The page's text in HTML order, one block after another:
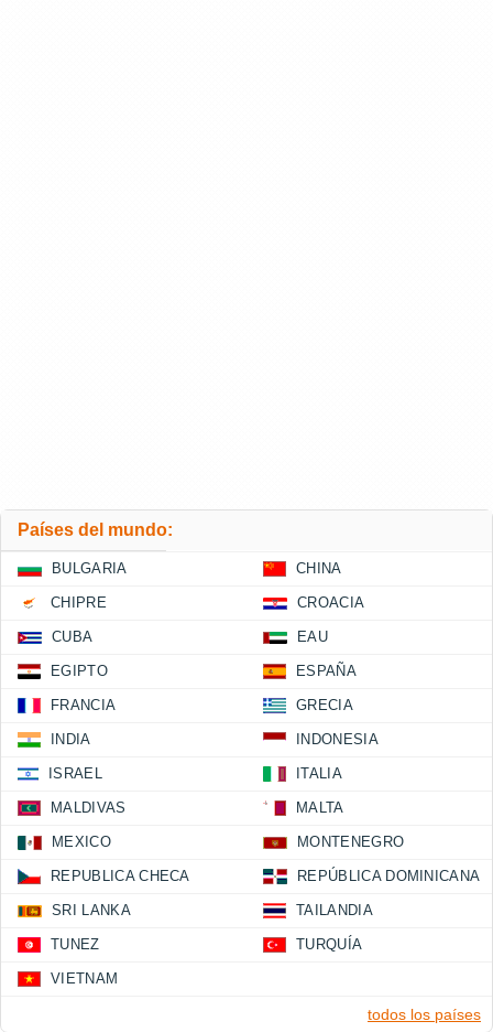
Países del mundo:
BULGARIA CHINA
CHIPRE CROACIA
CUBA EAU
EGIPTO ESPAÑA
FRANCIA GRECIA
INDIA INDONESIA
ISRAEL ITALIA
MALDIVAS MALTA
MEXICO MONTENEGRO
REPUBLICA CHECA REPÚBLICA DOMINICANA
SRI LANKA TAILANDIA
TUNEZ TURQUÍA
VIETNAM
todos los países